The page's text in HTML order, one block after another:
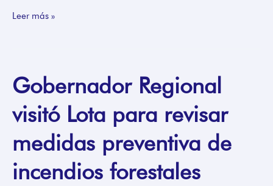
Leer más »
Gobernador Regional
visitó Lota para revisar
medidas preventiva de
incendios forestales
Gobernador
Regional
visitó
para
revisar
medidas